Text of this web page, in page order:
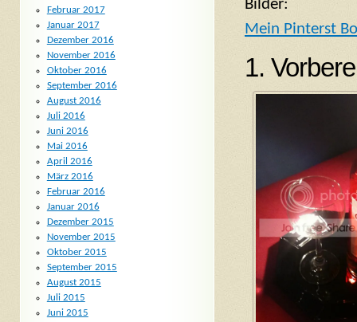
Bilder:
Mein Pinterst
1.
Februar 2017
Januar 2017
Dezember 2016
November 2016
Oktober 2016
September 2016
August 2016
Juli 2016
Juni 2016
Mai 2016
April 2016
März 2016
Februar 2016
Januar 2016
Dezember 2015
November 2015
Oktober 2015
September 2015
August 2015
Juli 2015
Juni 2015